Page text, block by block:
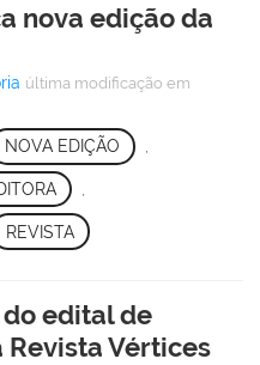
nova edição da
última modificação em
NOVA EDIÇÃO ,
REVISTA
edital de
Vértices